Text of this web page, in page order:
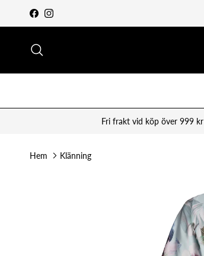
Vidare till innehåll
FacebookInstagram
Fri frakt vid köp över 999 kr
Hem Klänning